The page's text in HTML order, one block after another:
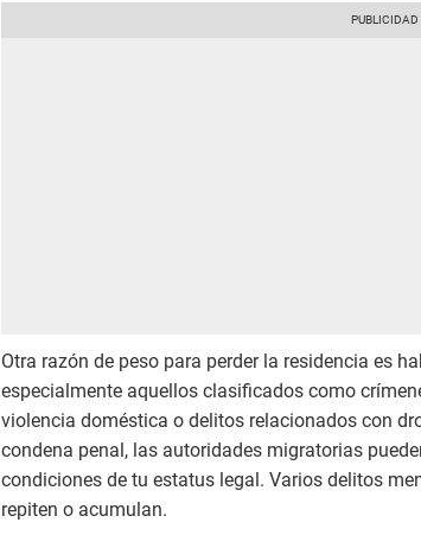
Otra razón de peso para perder la residencia es
especialmente aquellos clasificados como
violencia doméstica o delitos relacionados con
condena penal, las autoridades migratorias
condiciones de tu estatus legal. Varios delitos
repiten o acumulan.